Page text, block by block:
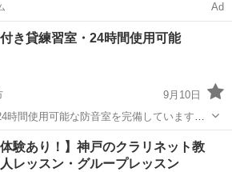
Ad
き貸練習室・24時間使用可能
9月10日
間や早朝は家では練習できない… 合わせを
… ピアノのある部屋は高い… など 様々
他 プロフィール
体験あり！】神戸のクラリネット教
レッスン・グループレッスン